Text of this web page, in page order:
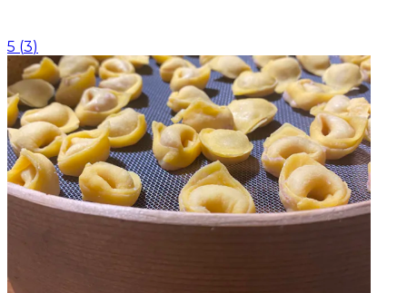
5 (3)